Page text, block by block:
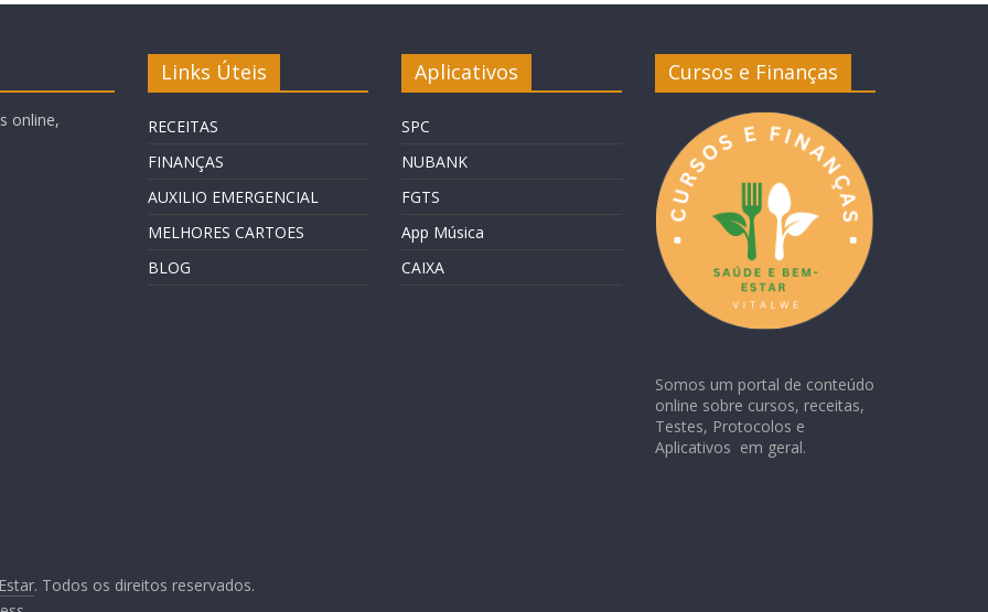
online,
Links Úteis
RECEITAS
FINANÇAS
AUXILIO EMERGENCIAL
MELHORES CARTOES
BLOG
Aplicativos
SPC
NUBANK
FGTS
App Música
CAIXA
Cursos e Finanças
Somos um portal de conteúdo
online sobre cursos, receitas,
Testes, Protocolos e
Aplicativos em geral.
. Todos os direitos reservados.